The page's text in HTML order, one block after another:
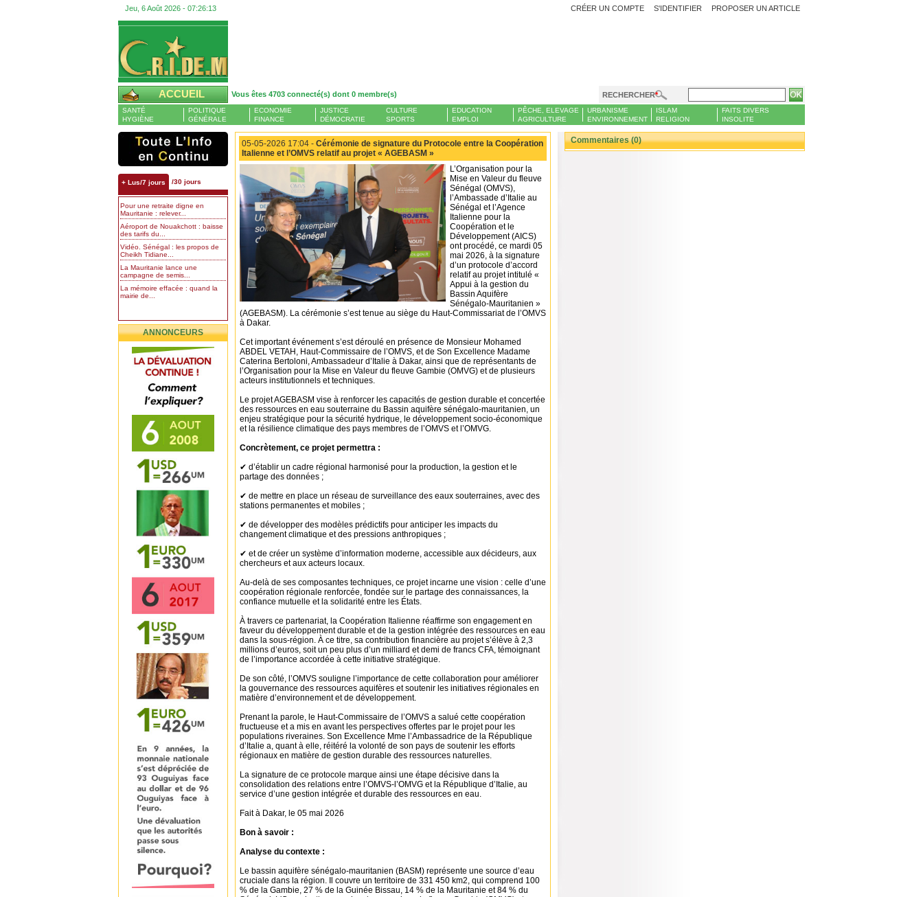
Jeu, 6 Août 2026 - 07:26:14 PROPOSER UN ARTICLE
CRÉER UN COMPTE S'IDENTIFIER
ACCUEIL Vous êtes 4703 connecté(s) dont 0 membre(s) RECHERCHER
SANTÉ
HYGIÈNE
POLITIQUE
GÉNÉRALE
ECONOMIE
FINANCE
JUSTICE
DÉMOCRATIE
CULTURE
SPORTS
EDUCATION
EMPLOI
PÊCHE, ELEVAGE
AGRICULTURE
URBANISME
ENVIRONNEMENT
ISLAM
RELIGION
FAITS DIVERS
INSOLITE
+ Lus/7 jours /30 jours
Pour une retraite digne en
Mauritanie : relever...
Aéroport de Nouakchott : baisse
des tarifs du...
Vidéo. Sénégal : les propos de
Cheikh Tidiane...
La Mauritanie lance une
campagne de semis...
La mémoire effacée : quand la
mairie de...
ANNONCEURS
05-05-2026 17:04 - Cérémonie de signature du Protocole entre la Coopération
Italienne et l’OMVS relatif au projet « AGEBASM »
L’Organisation pour la
Mise en Valeur du fleuve
Sénégal (OMVS),
l’Ambassade d’Italie au
Sénégal et l’Agence
Italienne pour la
Coopération et le
Développement (AICS)
ont procédé, ce mardi 05
mai 2026, à la signature
d’un protocole d’accord
relatif au projet intitulé «
Appui à la gestion du
Bassin Aquifère
Sénégalo-Mauritanien »
(AGEBASM). La cérémonie s’est tenue au siège du Haut-Commissariat de l’OMVS
à Dakar.
Cet important événement s’est déroulé en présence de Monsieur Mohamed
ABDEL VETAH, Haut-Commissaire de l’OMVS, et de Son Excellence Madame
Caterina Bertoloni, Ambassadeur d’Italie à Dakar, ainsi que de représentants de
l’Organisation pour la Mise en Valeur du fleuve Gambie (OMVG) et de plusieurs
acteurs institutionnels et techniques.
Le projet AGEBASM vise à renforcer les capacités de gestion durable et concertée
des ressources en eau souterraine du Bassin aquifère sénégalo-mauritanien, un
enjeu stratégique pour la sécurité hydrique, le développement socio-économique
et la résilience climatique des pays membres de l’OMVS et l’OMVG.
Concrètement, ce projet permettra :
✔ d’établir un cadre régional harmonisé pour la production, la gestion et le
partage des données ;
✔ de mettre en place un réseau de surveillance des eaux souterraines, avec des
stations permanentes et mobiles ;
✔ de développer des modèles prédictifs pour anticiper les impacts du
changement climatique et des pressions anthropiques ;
✔ et de créer un système d’information moderne, accessible aux décideurs, aux
chercheurs et aux acteurs locaux.
Au-delà de ses composantes techniques, ce projet incarne une vision : celle d’une
coopération régionale renforcée, fondée sur le partage des connaissances, la
confiance mutuelle et la solidarité entre les États.
À travers ce partenariat, la Coopération Italienne réaffirme son engagement en
faveur du développement durable et de la gestion intégrée des ressources en eau
dans la sous-région. À ce titre, sa contribution financière au projet s’élève à 2,3
millions d’euros, soit un peu plus d’un milliard et demi de francs CFA, témoignant
de l’importance accordée à cette initiative stratégique.
De son côté, l’OMVS souligne l’importance de cette collaboration pour améliorer
la gouvernance des ressources aquifères et soutenir les initiatives régionales en
matière d’environnement et de développement.
Prenant la parole, le Haut-Commissaire de l’OMVS a salué cette coopération
fructueuse et a mis en avant les perspectives offertes par le projet pour les
populations riveraines. Son Excellence Mme l’Ambassadrice de la République
d’Italie a, quant à elle, réitéré la volonté de son pays de soutenir les efforts
régionaux en matière de gestion durable des ressources naturelles.
La signature de ce protocole marque ainsi une étape décisive dans la
consolidation des relations entre l’OMVS-l’OMVG et la République d’Italie, au
service d’une gestion intégrée et durable des ressources en eau.
Fait à Dakar, le 05 mai 2026
Bon à savoir :
Analyse du contexte :
Le bassin aquifère sénégalo-mauritanien (BASM) représente une source d’eau
cruciale dans la région. Il couvre un territoire de 331 450 km2, qui comprend 100
% de la Gambie, 27 % de la Guinée Bissau, 14 % de la Mauritanie et 84 % du
Commentaires (0)